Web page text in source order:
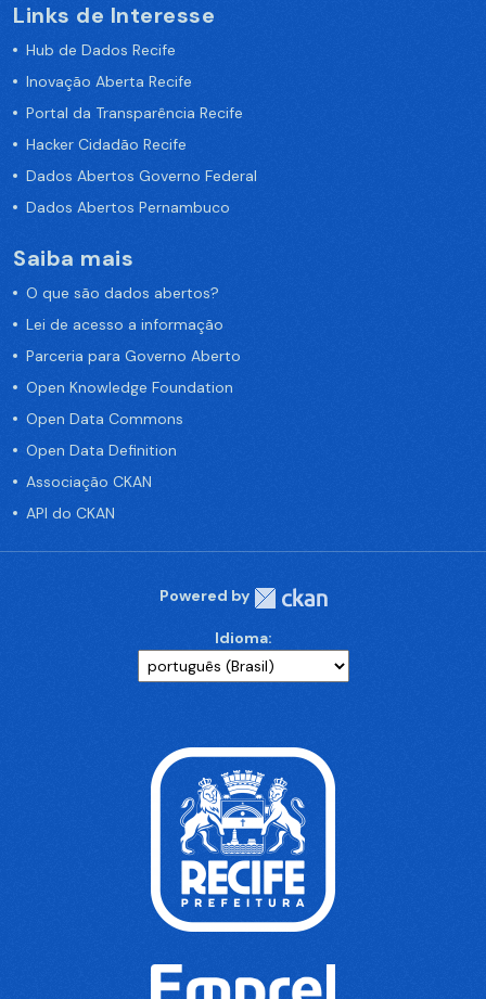
Links de Interesse
Hub de Dados Recife
Inovação Aberta Recife
Portal da Transparência Recife
Hacker Cidadão Recife
Dados Abertos Governo Federal
Dados Abertos Pernambuco
Saiba mais
O que são dados abertos?
Lei de acesso a informação
Parceria para Governo Aberto
Open Knowledge Foundation
Open Data Commons
Open Data Definition
Associação CKAN
API do CKAN
Powered by
Idioma